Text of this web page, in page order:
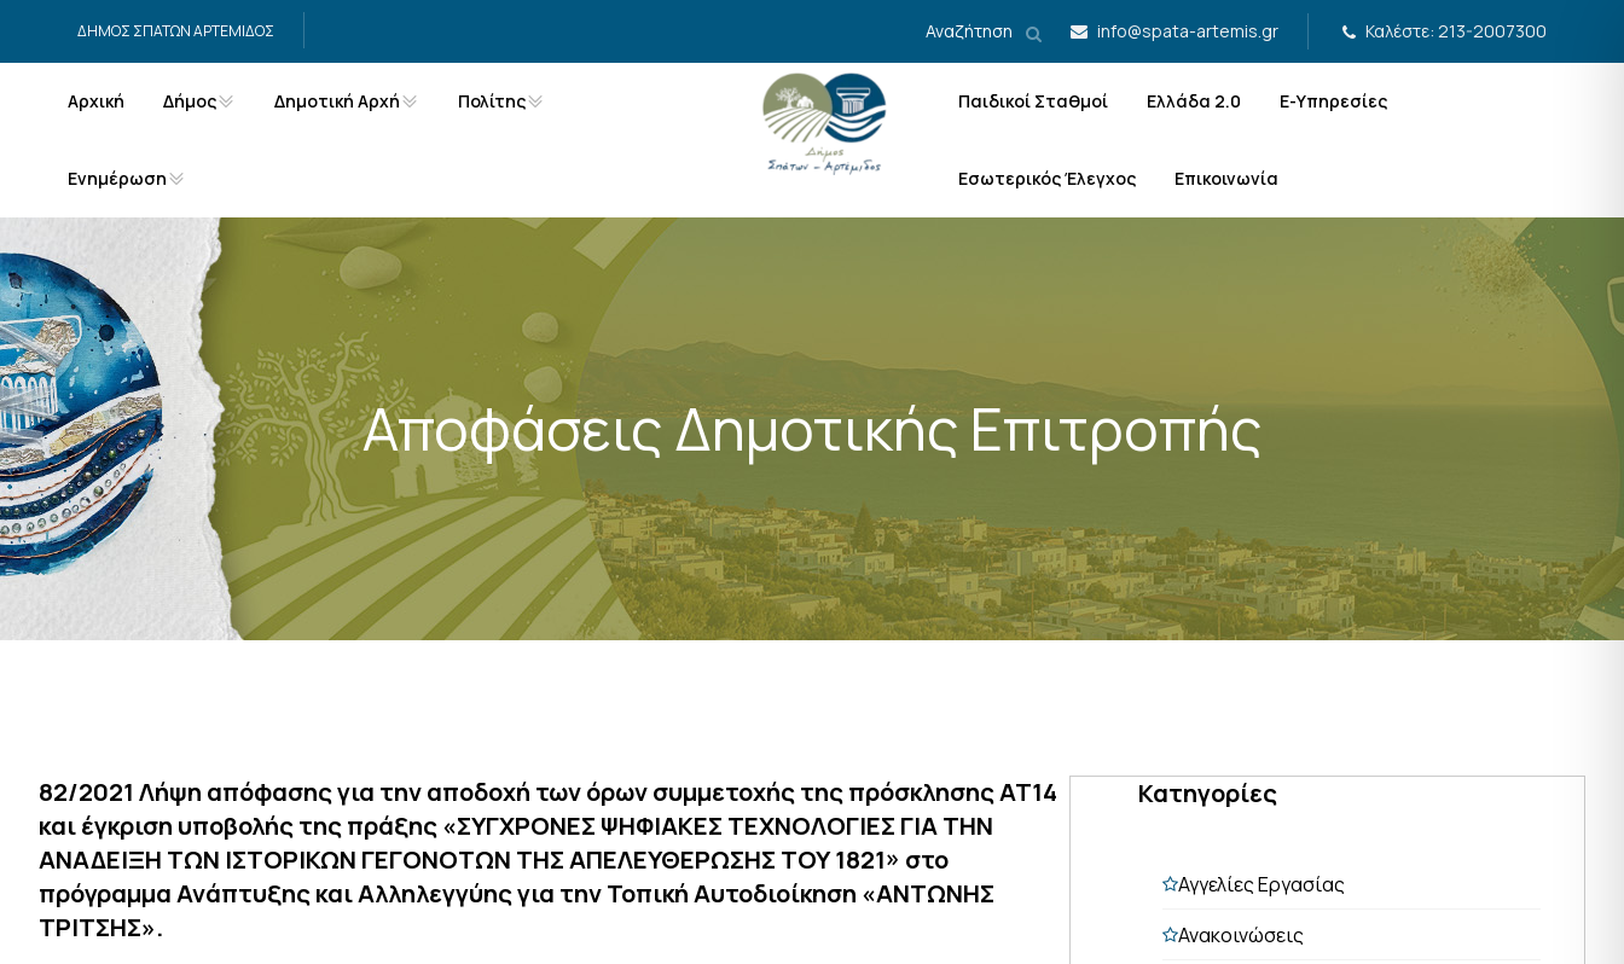
ΔΗΜΟΣ ΣΠΑΤΩΝ ΑΡΤΕΜΙΔΟΣ Αναζήτηση info@spata-artemis.gr Καλέστε: 213-2007300
Αρχική Δήμος Δημοτική Αρχή Πολίτης
Ενημέρωση
Παιδικοί Σταθμοί Ελλάδα 2.0 Ε-Υπηρεσίες
Εσωτερικός Έλεγχος Επικοινωνία
Αποφάσεις Δημοτικής Επιτροπής
82/2021 Λήψη απόφασης για την αποδοχή των όρων συμμετοχής της πρόσκλησης ΑΤ14
και έγκριση υποβολής της πράξης «ΣΥΓΧΡΟΝΕΣ ΨΗΦΙΑΚΕΣ ΤΕΧΝΟΛΟΓΙΕΣ ΓΙΑ ΤΗΝ
ΑΝΑΔΕΙΞΗ ΤΩΝ ΙΣΤΟΡΙΚΩΝ ΓΕΓΟΝΟΤΩΝ ΤΗΣ AΠΕΛΕΥΘΕΡΩΣΗΣ ΤΟΥ 1821» στο
πρόγραμμα Ανάπτυξης και Αλληλεγγύης για την Τοπική Αυτοδιοίκηση «ΑΝΤΩΝΗΣ
ΤΡΙΤΣΗΣ».
Κατηγορίες
Αγγελίες Εργασίας
Ανακοινώσεις